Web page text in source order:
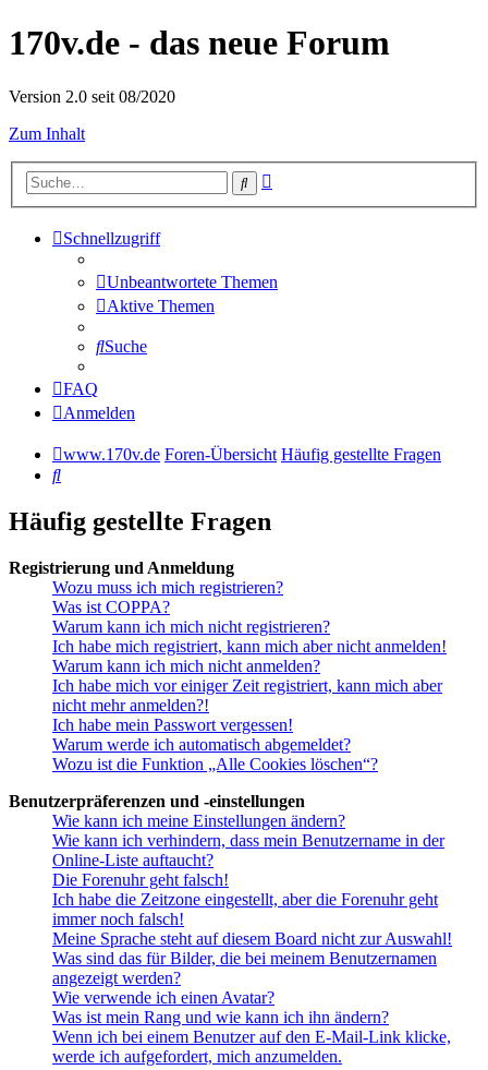
170v.de - das neue Forum
Version 2.0 seit 08/2020
Zum Inhalt
Suche
Schnellzugriff
Unbeantwortete Themen
Aktive Themen
Suche
FAQ
Anmelden
www.170v.de Foren-Übersicht Häufig gestellte Fragen
Suche
Häufig gestellte Fragen
Registrierung und Anmeldung
Wozu muss ich mich registrieren?
Was ist COPPA?
Warum kann ich mich nicht registrieren?
Ich habe mich registriert, kann mich aber nicht anmelden!
Warum kann ich mich nicht anmelden?
Ich habe mich vor einiger Zeit registriert, kann mich aber
nicht mehr anmelden?!
Ich habe mein Passwort vergessen!
Warum werde ich automatisch abgemeldet?
Wozu ist die Funktion „Alle Cookies löschen“?
Benutzerpräferenzen und -einstellungen
Wie kann ich meine Einstellungen ändern?
Wie kann ich verhindern, dass mein Benutzername in der
Online-Liste auftaucht?
Die Forenuhr geht falsch!
Ich habe die Zeitzone eingestellt, aber die Forenuhr geht
immer noch falsch!
Meine Sprache steht auf diesem Board nicht zur Auswahl!
Was sind das für Bilder, die bei meinem Benutzernamen
angezeigt werden?
Wie verwende ich einen Avatar?
Was ist mein Rang und wie kann ich ihn ändern?
Wenn ich bei einem Benutzer auf den E-Mail-Link klicke,
werde ich aufgefordert, mich anzumelden.